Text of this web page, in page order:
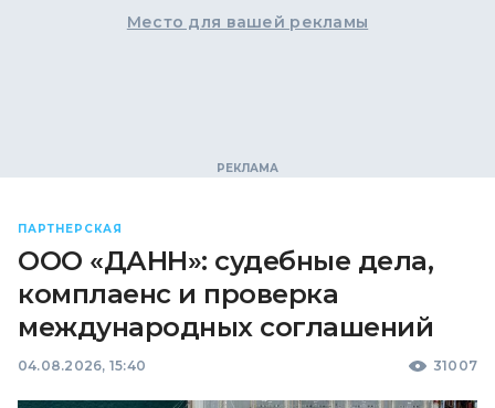
Место для вашей рекламы
ПАРТНЕРСКАЯ
ООО «ДАНН»: судебные дела,
комплаенс и проверка
международных соглашений
04.08.2026, 15:40 31007